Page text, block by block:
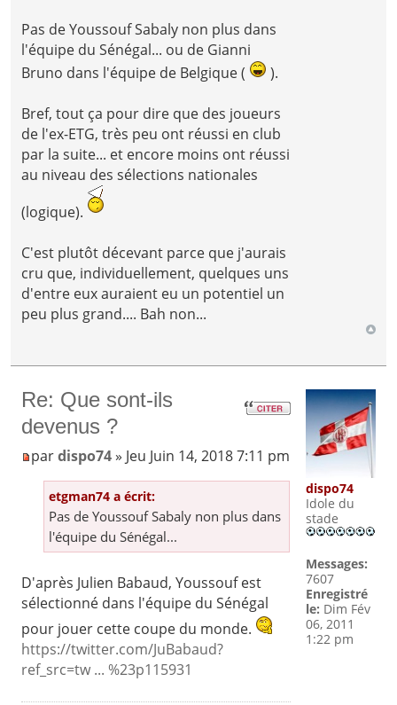
Pas de Youssouf Sabaly non plus dans
l'équipe du Sénégal... ou de Gianni
Bruno dans l'équipe de Belgique (
).
Bref, tout ça pour dire que des joueurs
de l'ex-ETG, très peu ont réussi en club
par la suite... et encore moins ont réussi
au niveau des sélections nationales
(logique).
C'est plutôt décevant parce que j'aurais
cru que, individuellement, quelques uns
d'entre eux auraient eu un potentiel un
peu plus grand.... Bah non...
Re: Que sont-ils
devenus ?
pardispo74» Jeu Juin 14, 2018 7:11 pm
etgman74 a écrit:
Pas de Youssouf Sabaly non plus dans
l'équipe du Sénégal...
D'après Julien Babaud, Youssouf est
sélectionné dans l'équipe du Sénégal
pour jouer cette coupe du monde.
https://twitter.com/JuBabaud?
ref_src=tw ... %23p115931
dispo74
Idole du
stade
Messages:
7607
Enregistré
le: Dim Fév
06, 2011
1:22 pm